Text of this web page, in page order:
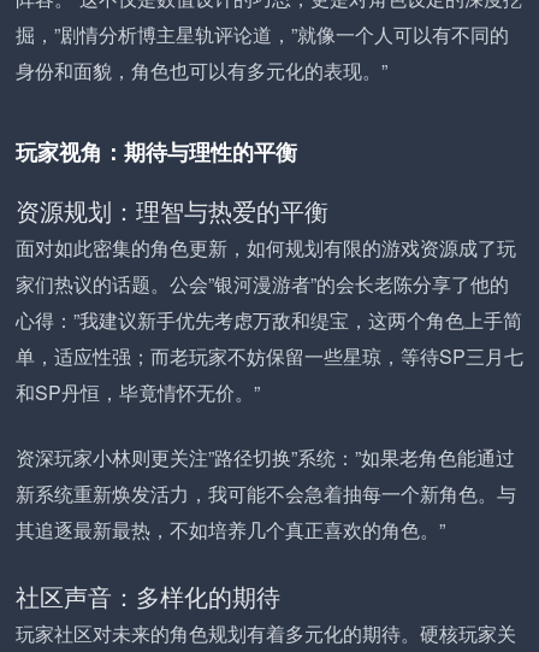
掘，”剧情分析博主星轨评论道，”就像一个人可以有不同的
身份和面貌，角色也可以有多元化的表现。”
玩家视角：期待与理性的平衡
资源规划：理智与热爱的平衡
面对如此密集的角色更新，如何规划有限的游戏资源成了玩
家们热议的话题。公会”银河漫游者”的会长老陈分享了他的
心得：”我建议新手优先考虑万敌和缇宝，这两个角色上手简
单，适应性强；而老玩家不妨保留一些星琼，等待SP三月七
和SP丹恒，毕竟情怀无价。”
资深玩家小林则更关注”路径切换”系统：”如果老角色能通过
新系统重新焕发活力，我可能不会急着抽每一个新角色。与
其追逐最新最热，不如培养几个真正喜欢的角色。”
社区声音：多样化的期待
玩家社区对未来的角色规划有着多元化的期待。硬核玩家关